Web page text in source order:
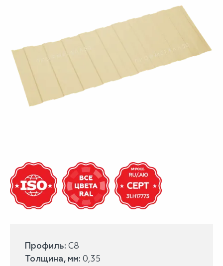
Профиль: С8
Толщина, мм: 0,35